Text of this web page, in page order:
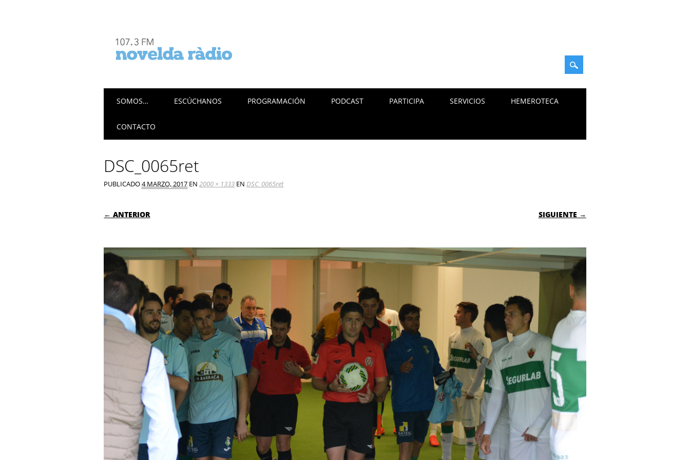
Menú principal
SOMOS… ESCÚCHANOS PROGRAMACIÓN PODCAST PARTICIPA SERVICIOS HEMEROTECA
CONTACTO
DSC_0065ret
PUBLICADO4 MARZO, 2017 EN2000 × 1333 ENDSC_0065ret
← ANTERIOR SIGUIENTE →